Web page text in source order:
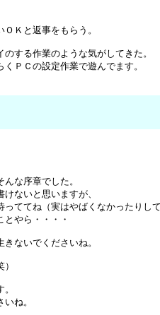
Ｋと返事をもらう。
する作業のような気がしてきた。
ＰＣの設定作業で遊んでます。
な序章でした。
ないと思いますが、
っててね（実はやばくなかったりし
やら・・・・
ないでくださいね。
ね。